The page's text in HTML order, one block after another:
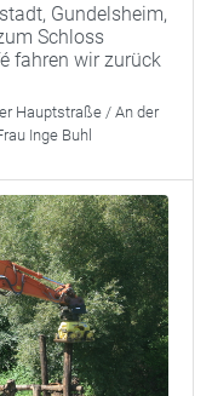
Gundelsheim,
Schloss
fahren wir zurück
Hauptstraße / An der
Inge Buhl